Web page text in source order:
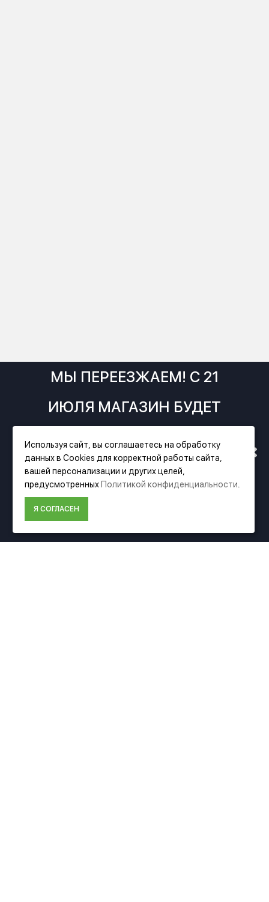
МЫ ПЕРЕЕЗЖАЕМ! С 21
ИЮЛЯ МАГАЗИН БУДЕТ
РАБОТАТЬ ПО НОВОМУ
АДРЕСУ. ПОДРОБНАЯ
ИНФОРМАЦИЯ О ПЕРЕЕЗДЕ
Фирменный магазин Festool
ИНФОРМАЦИЯ
Доставка
Используя сайт, вы соглашаетесь на обработку
данных в Cookies для корректной работы сайта,
вашей персонализации и других целей,
предусмотренных Политикой конфиденциальности
Я СОГЛАСЕН